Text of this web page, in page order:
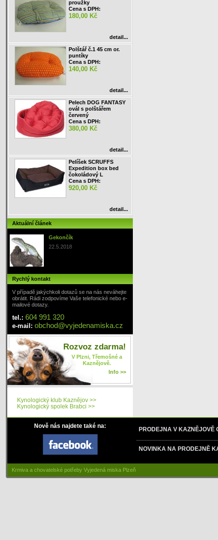
proužky
Cena s DPH:
180,00 Kč
detail...
Polštář č.1 45 cm or.
puntíky
Cena s DPH:
140,00 Kč
detail...
Pelech DOG FANTASY
ovál s polštářem
červený
Cena s DPH:
380,00 Kč
detail...
Pelíšek SCRUFFS
Expedition box bed
čokoládový L
Cena s DPH:
920,00 Kč
detail...
Aktuální článek
Gekončík
22.5.2018
Rychlý kontakt
V případě jakýchkoli dotazů se na nás neváhejte
obrátit. Rádi zodpovíme Vaše telefonické nebo e-
mailové dotazy.
tel.: 604 991 320
e-mail: obchod@vyjedenamiska.cz
Rozvoz zdarma!
V Plzni, Třemošné a
Kaznějově.
Info >>
Kynologický klub Kaznějov >>
Kynologický spolek Brabci >>
Nově nás najdete také na: PRODEJNA V KAZNĚJOVĚ
NOVINKA NA PRODEJNĚ
Krmiva a chovatelské potřeby Vyjedená miska Plzeň